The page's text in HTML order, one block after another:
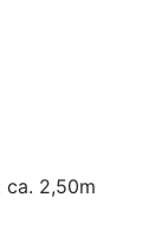
ca. 2,50m